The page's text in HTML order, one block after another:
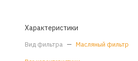
Характеристики
Вид фильтра — Масляный фильтр